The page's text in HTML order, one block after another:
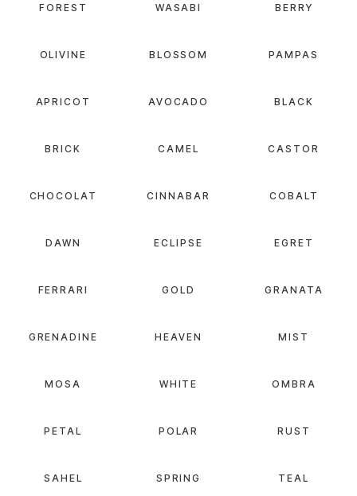
FOREST WASABI BERRY
OLIVINE BLOSSOM PAMPAS
APRICOT AVOCADO BLACK
BRICK CAMEL CASTOR
CHOCOLAT CINNABAR COBALT
DAWN ECLIPSE EGRET
FERRARI GOLD GRANATA
GRENADINE HEAVEN MIST
MOSA WHITE OMBRA
PETAL POLAR RUST
SAHEL SPRING TEAL